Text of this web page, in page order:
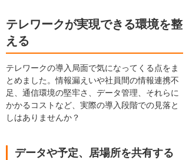
テレワークが実現できる環境を整
える
テレワークの導入局面で気になってくる点をま
とめました。情報漏えいや社員間の情報連携不
足、通信環境の堅牢さ、データ管理、それらに
かかるコストなど、実際の導入段階での見落と
しはありませんか？
データや予定、居場所を共有する